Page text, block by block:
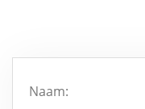
Naam: